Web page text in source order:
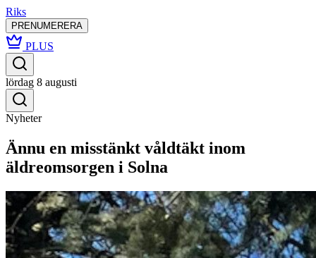
Riks
PRENUMERERA
PLUS
lördag 8 augusti
Nyheter
Ännu en misstänkt våldtäkt inom
äldreomsorgen i Solna